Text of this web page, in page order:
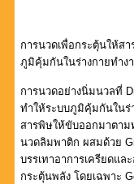
การนวดเพื่อกระตุ้นให้ส
ภูมิคุ้มกันในร่างกายทำง
การนวดอย่างนิ่มนวลที่
ทำให้ระบบภูมิคุ้มกันใน
สารพิษให้ขับออกมาตาม
นวดลิมพาติก ผสมด้วย
บรรเทาอาการเครียดแ
กระตุ้นพลัง โดยเฉพาะ